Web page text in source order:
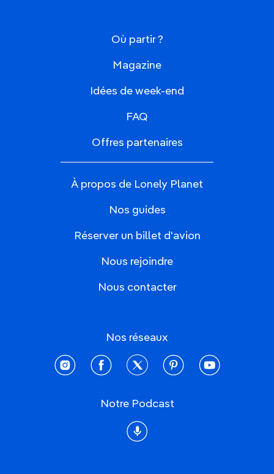
Où partir ?
Magazine
Idées de week-end
FAQ
Offres partenaires
À propos de Lonely Planet
Nos guides
Réserver un billet d'avion
Nous rejoindre
Nous contacter
Nos réseaux
instagramfacebooktwitter pinterestyoutube
Notre Podcast
Podcast